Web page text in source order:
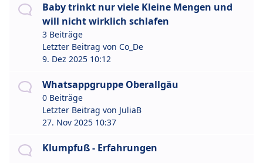
Baby trinkt nur viele Kleine Mengen und
will nicht wirklich schlafen
3 Beiträge
Letzter Beitrag von Co_De
9. Dez 2025 10:12
Whatsappgruppe Oberallgäu
0 Beiträge
Letzter Beitrag von JuliaB
27. Nov 2025 10:37
Klumpfuß - Erfahrungen